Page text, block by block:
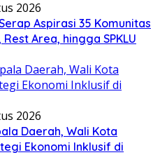
2026
Aspirasi 35 Komunitas
Area, hingga SPKLU
2026
Daerah, Wali Kota
Ekonomi Inklusif di